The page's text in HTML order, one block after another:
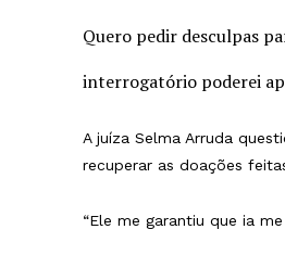
Quero pedir desculpas
interrogatório poderei
A juíza Selma Arruda
recuperar as doações
“Ele me garantiu que ia